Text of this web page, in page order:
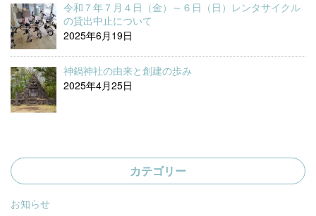
令和７年７月４日（金）～６日（日）レンタサイクル
の貸出中止について
2025年6月19日
神鍋神社の由来と創建の歩み
2025年4月25日
カテゴリー
お知らせ